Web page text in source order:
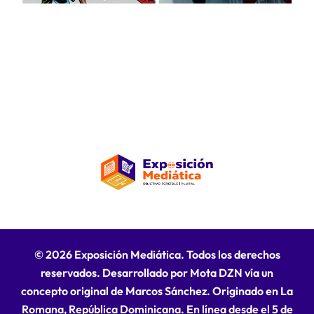
© 2026 Exposición Mediática. Todos los derechos
reservados. Desarrollado por Mota DZN vía un
concepto original de Marcos Sánchez. Originado en La
Romana, República Dominicana. En línea desde el 5 de